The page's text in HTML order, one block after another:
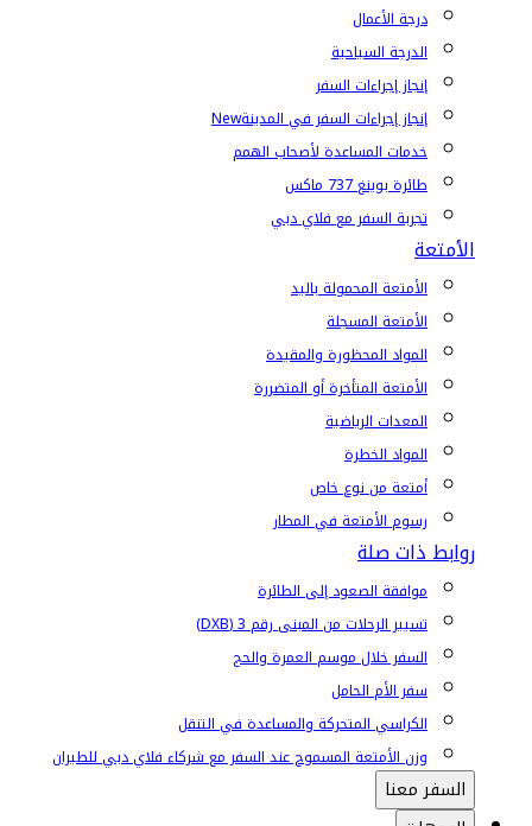
درجة الأعمال
الدرجة السياحية
إنجاز إجراءات السفر
إنجاز إجراءات السفر في المدينةNew
خدمات المساعدة لأصحاب الهمم
طائرة بوينغ 737 ماكس
تجربة السفر مع فلاي دبي
الأمتعة
الأمتعة المحمولة باليد
الأمتعة المسجلة
المواد المحظورة والمقيدة
الأمتعة المتأخرة أو المتضررة
المعدات الرياضية
المواد الخطرة
أمتعة من نوع خاص
رسوم الأمتعة في المطار
روابط ذات صلة
موافقة الصعود إلى الطائرة
تسيير الرحلات من المبنى رقم 3 (DXB)
السفر خلال موسم العمرة والحج
سفر الأم الحامل
الكراسي المتحركة والمساعدة في التنقل
وزن الأمتعة المسموح عند السفر مع شركاء فلاي دبي للطيران
السفر معنا